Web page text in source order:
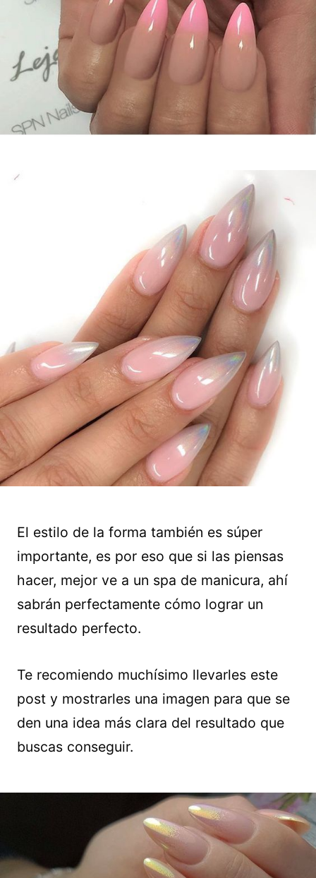
El estilo de la forma también es súper
importante, es por eso que si las piensas
hacer, mejor ve a un spa de manicura, ahí
sabrán perfectamente cómo lograr un
resultado perfecto.
Te recomiendo muchísimo llevarles este
post y mostrarles una imagen para que se
den una idea más clara del resultado que
buscas conseguir.